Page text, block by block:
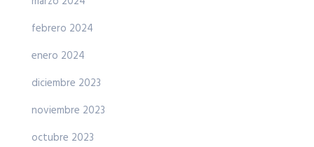
febrero 2024
enero 2024
diciembre 2023
noviembre 2023
octubre 2023